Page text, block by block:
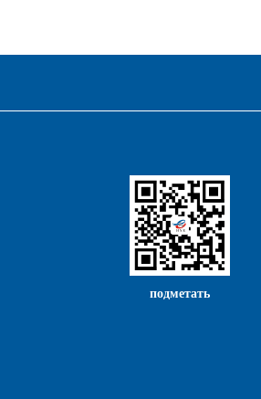
подметать